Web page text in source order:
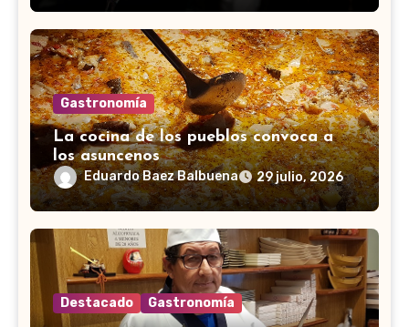
Gastronomía
La cocina de los pueblos convoca a
los asuncenos
Eduardo Baez Balbuena 29 julio, 2026
Destacado Gastronomía